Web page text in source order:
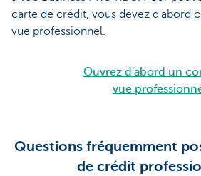
carte de crédit, vous devez d'abord
vue professionnel.
Ouvrez d'abord un
vue
Questions fréquemment
de crédit